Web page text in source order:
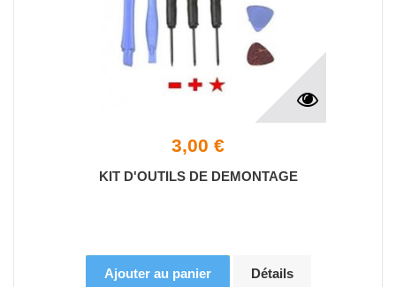
3,00 €
KIT D'OUTILS DE DEMONTAGE
Ajouter au panier Détails